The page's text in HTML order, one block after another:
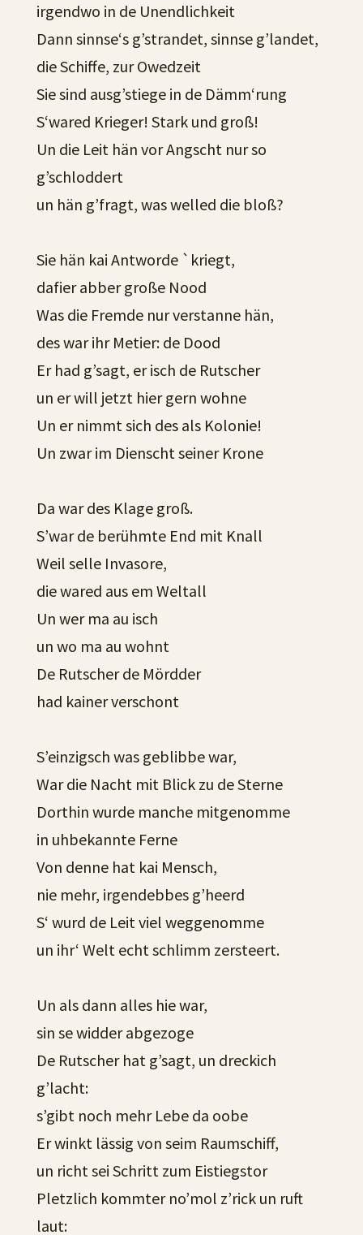
irgendwo in de Unendlichkeit
Dann sinnse‘s g’strandet, sinnse g’landet,
die Schiffe, zur Owedzeit
Sie sind ausg’stiege in de Dämm‘rung
S‘wared Krieger! Stark und groß!
Un die Leit hän vor Angscht nur so
g’schloddert
un hän g’fragt, was welled die bloß?
Sie hän kai Antworde `kriegt,
dafier abber große Nood
Was die Fremde nur verstanne hän,
des war ihr Metier: de Dood
Er had g’sagt, er isch de Rutscher
un er will jetzt hier gern wohne
Un er nimmt sich des als Kolonie!
Un zwar im Dienscht seiner Krone
Da war des Klage groß.
S’war de berühmte End mit Knall
Weil selle Invasore,
die wared aus em Weltall
Un wer ma au isch
un wo ma au wohnt
De Rutscher de Mördder
had kainer verschont
S’einzigsch was geblibbe war,
War die Nacht mit Blick zu de Sterne
Dorthin wurde manche mitgenomme
in uhbekannte Ferne
Von denne hat kai Mensch,
nie mehr, irgendebbes g’heerd
S‘ wurd de Leit viel weggenomme
un ihr‘ Welt echt schlimm zersteert.
Un als dann alles hie war,
sin se widder abgezoge
De Rutscher hat g’sagt, un dreckich
g’lacht:
s’gibt noch mehr Lebe da oobe
Er winkt lässig von seim Raumschiff,
un richt sei Schritt zum Eistiegstor
Pletzlich kommter no’mol z’rick un ruft
laut: